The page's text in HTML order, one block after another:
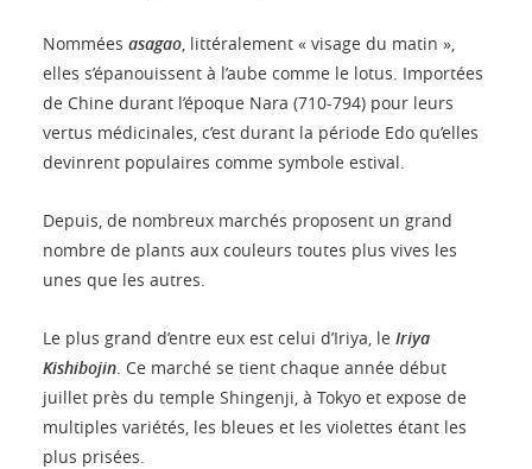
Nommées asagao, littéralement « visage du matin »,
elles s’épanouissent à l’aube comme le lotus. Importées
de Chine durant l’époque Nara (710-794) pour leurs
vertus médicinales, c’est durant la période Edo qu’elles
devinrent populaires comme symbole estival.
Depuis, de nombreux marchés proposent un grand
nombre de plants aux couleurs toutes plus vives les
unes que les autres.
Le plus grand d’entre eux est celui d’Iriya, le Iriya
Kishibojin. Ce marché se tient chaque année début
juillet près du temple Shingenji, à Tokyo et expose de
multiples variétés, les bleues et les violettes étant les
plus prisées.